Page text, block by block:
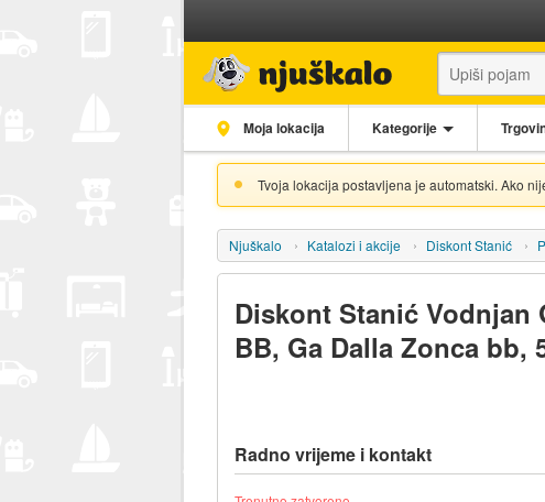
Moja lokacija Kategorije
Tvoja lokacija postavljena je automatski. Ako
Njuškalo Katalozi i akcije Diskont Stanić
Diskont Stanić Vodnjan
BB, Ga Dalla Zonca bb,
Radno vrijeme i kontakt